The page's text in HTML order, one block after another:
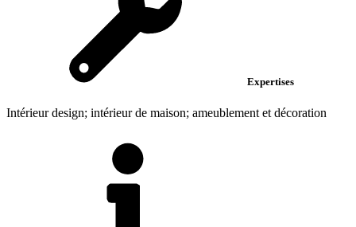
Expertises
Intérieur design; intérieur de maison; ameublement et décoration